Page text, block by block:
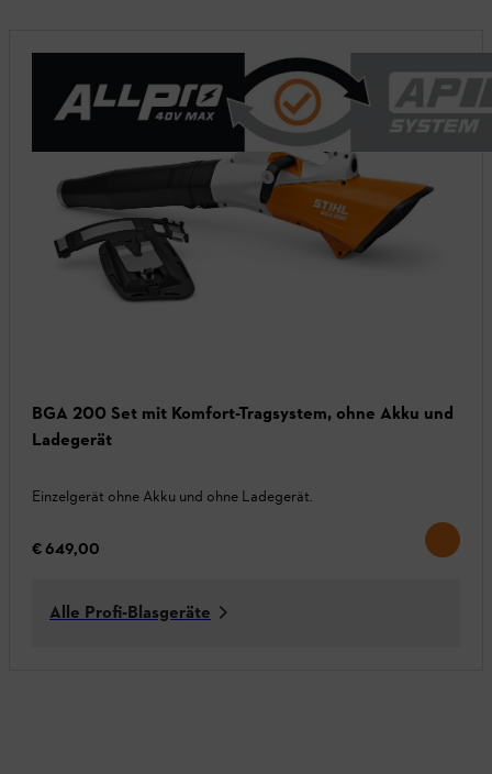
BGA 200 Set mit Komfort-Tragsystem, ohne Akku und
Ladegerät
Einzelgerät ohne Akku und ohne Ladegerät.
€ 649,00
Alle Profi-Blasgeräte